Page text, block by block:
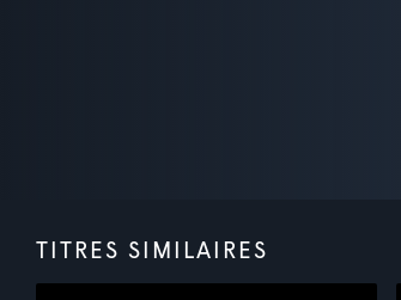
TITRES SIMILAIRES